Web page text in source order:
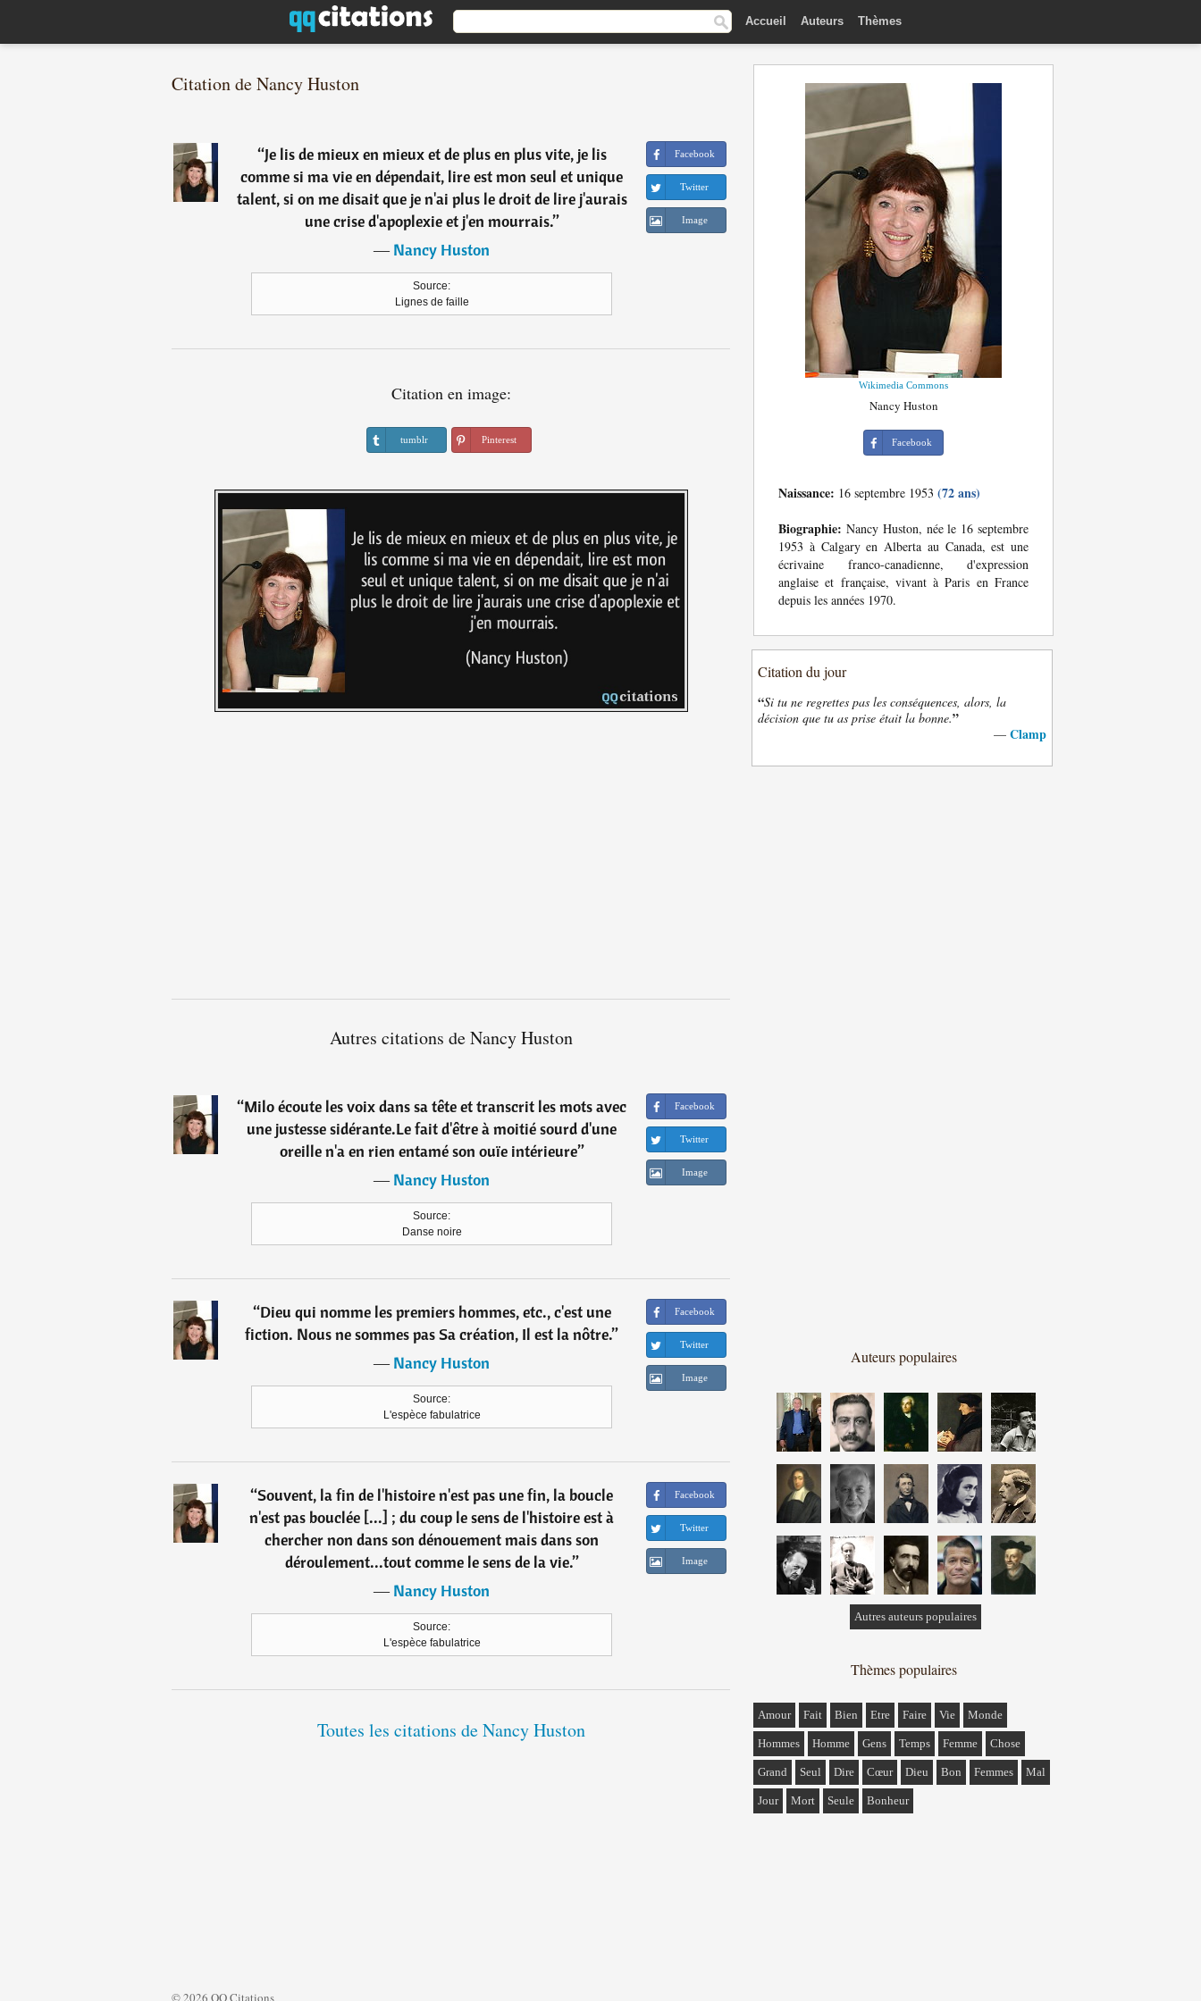
Accueil Auteurs Thèmes
Citation de Nancy Huston
“Je lis de mieux en mieux et de plus en plus vite, je lis
comme si ma vie en dépendait, lire est mon seul et unique
talent, si on me disait que je n'ai plus le droit de lire j'aurais
une crise d'apoplexie et j'en mourrais.”
―Nancy Huston
Source:
Lignes de faille
Facebook
Twitter
Image
Citation en image:
tumblr Pinterest
Autres citations de Nancy Huston
“Milo écoute les voix dans sa tête et transcrit les mots avec
une justesse sidérante.Le fait d'être à moitié sourd d'une
oreille n'a en rien entamé son ouïe intérieure”
―Nancy Huston
Source:
Danse noire
Facebook
Twitter
Image
“Dieu qui nomme les premiers hommes, etc., c'est une
fiction. Nous ne sommes pas Sa création, Il est la nôtre.”
―Nancy Huston
Source:
L'espèce fabulatrice
Facebook
Twitter
Image
“Souvent, la fin de l'histoire n'est pas une fin, la boucle
n'est pas bouclée [...] ; du coup le sens de l'histoire est à
chercher non dans son dénouement mais dans son
déroulement...tout comme le sens de la vie.”
―Nancy Huston
Source:
L'espèce fabulatrice
Facebook
Twitter
Image
Toutes les citations de Nancy Huston
Wikimedia Commons
Nancy Huston
Facebook
Naissance: 16 septembre 1953 (72 ans)
Biographie: Nancy Huston, née le 16 septembre
1953 à Calgary en Alberta au Canada, est une
écrivaine franco-canadienne, d'expression
anglaise et française, vivant à Paris en France
depuis les années 1970.
Citation du jour
“Si tu ne regrettes pas les conséquences, alors, la
décision que tu as prise était la bonne.”
— Clamp
Auteurs populaires
Autres auteurs populaires
Thèmes populaires
Amour Fait Bien Etre Faire Vie Monde
Hommes Homme Gens Temps Femme Chose
Grand Seul Dire Cœur Dieu Bon Femmes Mal
Jour Mort Seule Bonheur
© 2026 QQ Citations